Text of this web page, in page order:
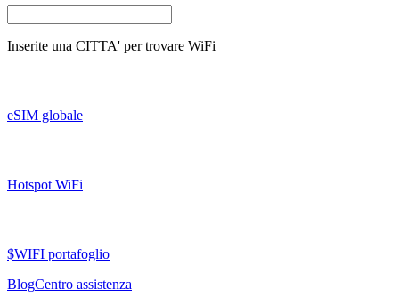
Inserite una CITTA' per trovare WiFi
eSIM globale
Hotspot WiFi
$WIFI portafoglio
BlogCentro assistenza